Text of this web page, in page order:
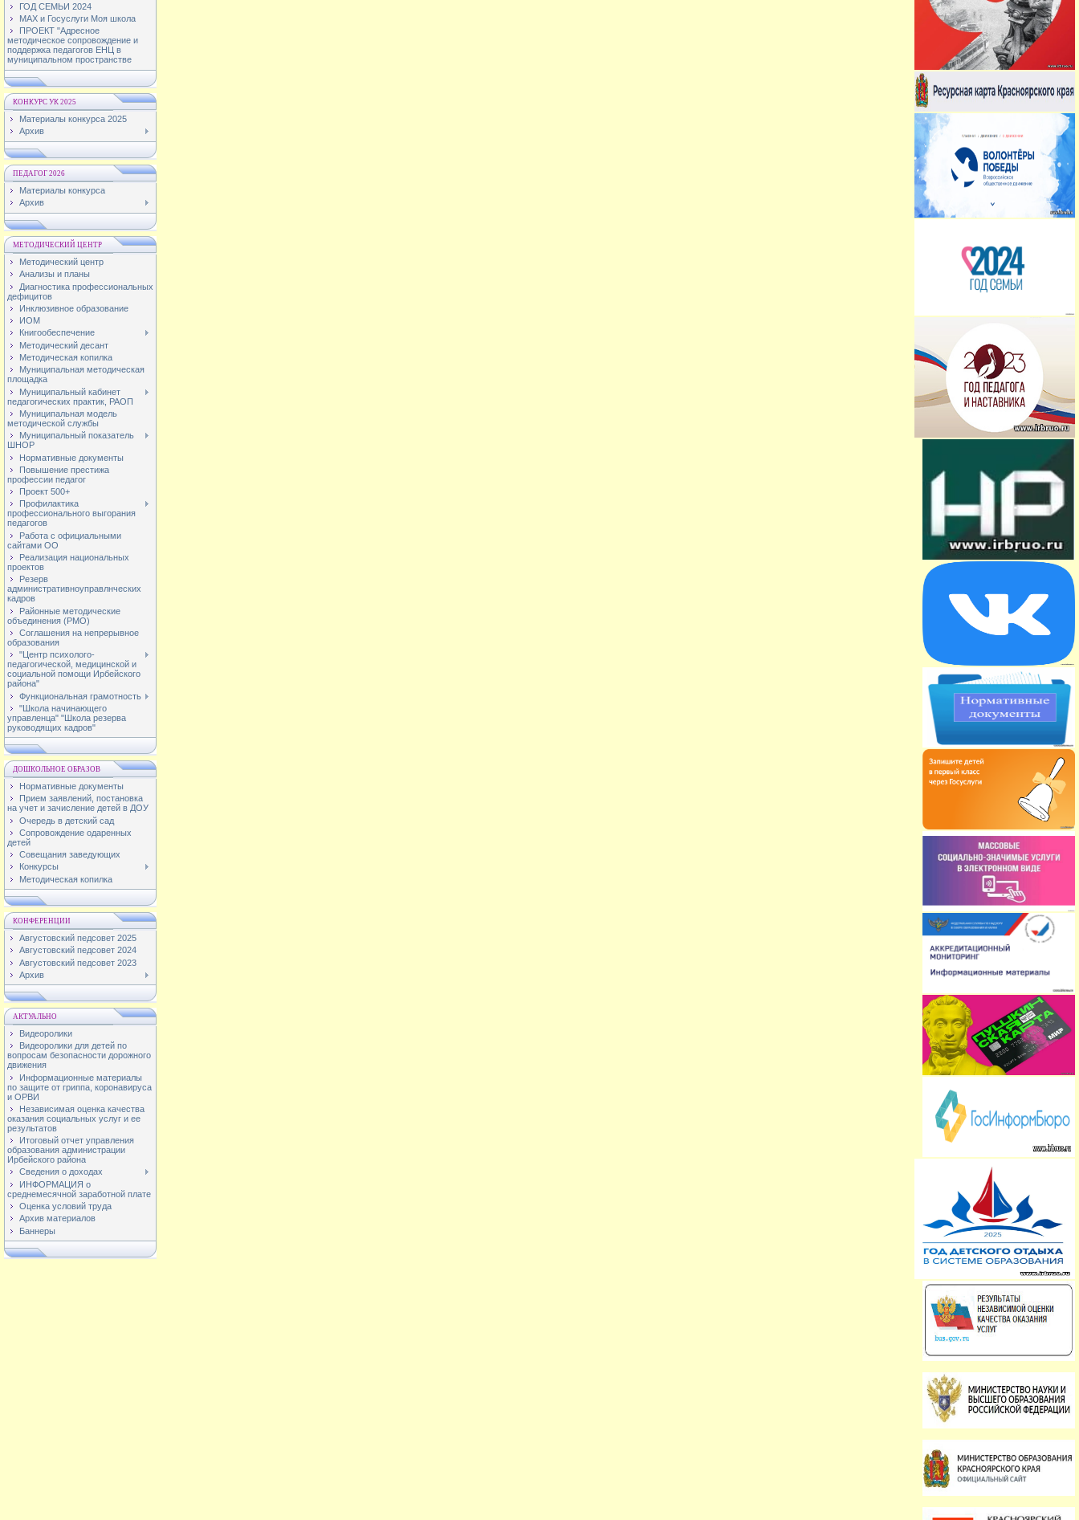
ГОД СЕМЬИ 2024
МАХ и Госуслуги Моя школа
ПРОЕКТ "Адресное
методическое сопровождение и
поддержка педагогов ЕНЦ в
муниципальном пространстве
КОНКУРС УК 2025
Материалы конкурса 2025
Архив
ПЕДАГОГ 2026
Материалы конкурса
Архив
МЕТОДИЧЕСКИЙ ЦЕНТР
Методический центр
Анализы и планы
Диагностика профессиональных
дефицитов
Инклюзивное образование
ИОМ
Книгообеспечение
Методический десант
Методическая копилка
Муниципальная методическая
площадка
Муниципальный кабинет
педагогических практик, РАОП
Муниципальная модель
методической службы
Муниципальный показатель
ШНОР
Нормативные документы
Повышение престижа
профессии педагог
Проект 500+
Профилактика
профессионального выгорания
педагогов
Работа с официальными
сайтами ОО
Реализация национальных
проектов
Резерв
административноуправлнческих
кадров
Районные методические
объединения (РМО)
Соглашения на непрерывное
образования
"Центр психолого-
педагогической, медицинской и
социальной помощи Ирбейского
района"
Функциональная грамотность
"Школа начинающего
управленца" "Школа резерва
руководящих кадров"
ДОШКОЛЬНОЕ ОБРАЗОВ
Нормативные документы
Прием заявлений, постановка
на учет и зачисление детей в ДОУ
Очередь в детский сад
Сопровождение одаренных
детей
Совещания заведующих
Конкурсы
Методическая копилка
КОНФЕРЕНЦИИ
Августовский педсовет 2025
Августовский педсовет 2024
Августовский педсовет 2023
Архив
АКТУАЛЬНО
Видеоролики
Видеоролики для детей по
вопросам безопасности дорожного
движения
Информационные материалы
по защите от гриппа, коронавируса
и ОРВИ
Независимая оценка качества
оказания социальных услуг и ее
результатов
Итоговый отчет управления
образования администрации
Ирбейского района
Сведения о доходах
ИНФОРМАЦИЯ о
среднемесячной заработной плате
Оценка условий труда
Архив материалов
Баннеры